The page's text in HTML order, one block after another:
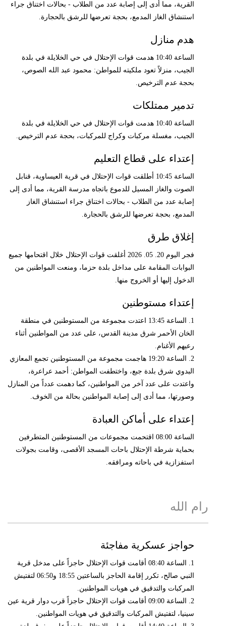
القرية، مما أدى إلى إصابة عدد من الطلاب - بحالات اختناق جراء
استنشاق الغاز المدمع، بحجة تعرضها للرشق بالحجارة.
هدم منازل
الساعة 10:40 هدمت قوات الإحتلال في حي الخلايلة في بلدة
الجيب، منزلاً تعود ملكيته للمواطن: محمود عبد الله الصوص،
بحجة عدم الترخيص.
تدمير ممتلكات
الساعة 10:40 هدمت قوات الإحتلال في حي الخلايلة في بلدة
الجيب، مغسلة مركبات وكراج للمركبات، بحجة عدم الترخيص.
إعتداء على قطاع التعليم
الساعة 10:45 أطلقت قوات الإحتلال في قرية العيساوية، قنابل
الصوت والغاز المسيل للدموع باتجاه مدرسة القرية، مما أدى إلى
إصابة عدد من الطلاب - بحالات اختناق جراء استنشاق الغاز
المدمع، بحجة تعرضها للرشق بالحجارة.
إغلاق طرق
فجر اليوم 20. 05. 2026 أغلقت قوات الإحتلال خلال اقتحامها جميع
البوابات المقامة على مداخل بلدة حزما، ومنعت المواطنين من
الدخول إليها أو الخروج منها.
إعتداء مستوطنين
1. الساعة 13:45 اعتدت مجموعة من المستوطنين في منطقة
الخان الأحمر شرق مدينة القدس، على عدد من المواطنين أثناء
رعيهم الأغنام.
2. الساعة 19:20 هاجمت مجموعة من المستوطنين تجمع المعازي
البدوي شرق بلدة جبع، واختطفت المواطن: أحمد عراعرة،
واعتدت على عدد آخر من المواطنين، كما دهمت عدداً من المنازل
وصورتها، مما أدى إلى إصابة المواطنين بحالة من الخوف.
إعتداء على أماكن العبادة
الساعة 08:00 اقتحمت مجموعات من المستوطنين المتطرفين
بحماية شرطة الإحتلال باحات المسجد الأقصى، وقامت بجولات
استفزازية في باحاته ومرافقه.
رام الله
حواجز عسكرية مفاجئة
1. الساعة 08:40 أقامت قوات الإحتلال حاجزاً على مدخل قرية
النبي صالح، تكرر إقامة الحاجز بالساعتين 18:55 و06:50 لتفتيش
المركبات والتدقيق في هويات المواطنين.
2. الساعة 09:00 أقامت قوات الإحتلال حاجزاً قرب دوار قرية عين
سينيا، لتفتيش المركبات والتدقيق في هويات المواطنين.